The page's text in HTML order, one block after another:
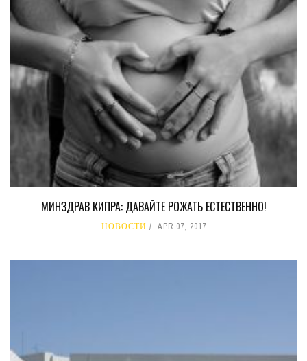
МИНЗДРАВ КИПРА: ДАВАЙТЕ РОЖАТЬ ЕСТЕСТВЕННО!
НОВОСТИ APR 07, 2017